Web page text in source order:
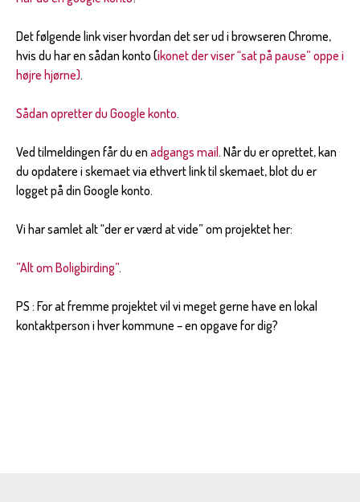
Det følgende link viser hvordan det ser ud i browseren Chrome,
hvis du har en sådan konto (ikonet der viser “sat på pause” oppe i
højre hjørne).
Sådan opretter du Google konto.
Ved tilmeldingen får du en adgangs mail. Når du er oprettet, kan
du opdatere i skemaet via ethvert link til skemaet, blot du er
logget på din Google konto.
Vi har samlet alt “der er værd at vide” om projektet her:
”Alt om Boligbirding”.
PS : For at fremme projektet vil vi meget gerne have en lokal
kontaktperson i hver kommune – en opgave for dig?